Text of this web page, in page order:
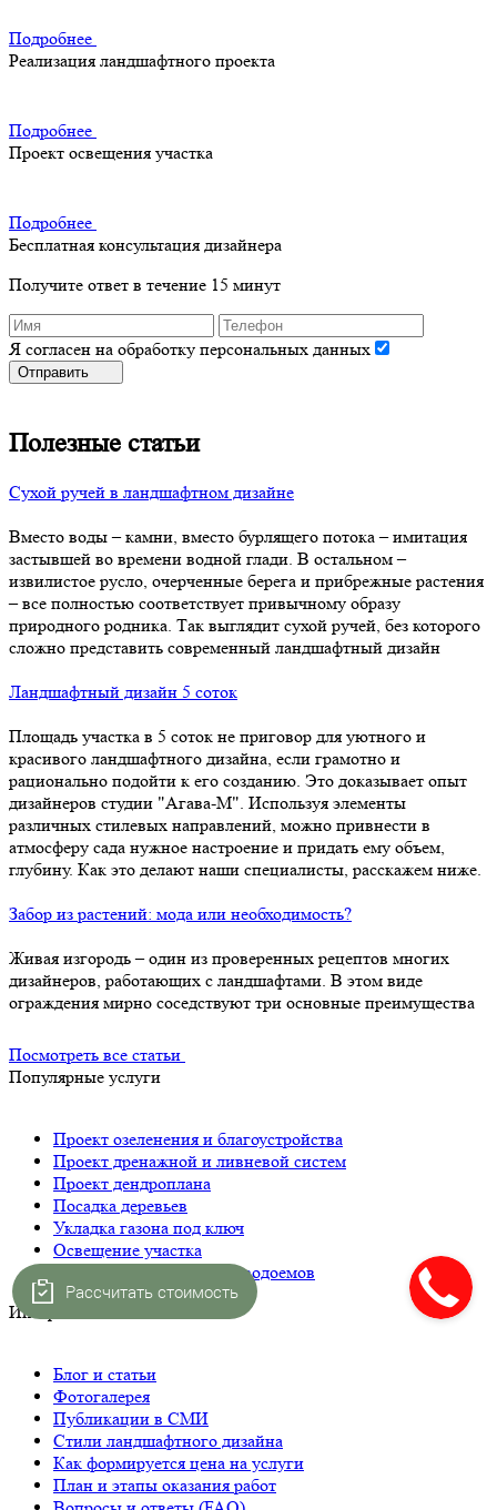
Подробнее
Реализация ландшафтного проекта
Подробнее
Проект освещения участка
Подробнее
Бесплатная консультация дизайнера
Получите ответ в течение 15 минут
Я согласен на обработку персональных данных
Отправить
Полезные статьи
Сухой ручей в ландшафтном дизайне
Вместо воды – камни, вместо бурлящего потока – имитация
застывшей во времени водной глади. В остальном –
извилистое русло, очерченные берега и прибрежные растения
– все полностью соответствует привычному образу
природного родника. Так выглядит сухой ручей, без которого
сложно представить современный ландшафтный дизайн
Ландшафтный дизайн 5 соток
Площадь участка в 5 соток не приговор для уютного и
красивого ландшафтного дизайна, если грамотно и
рационально подойти к его созданию. Это доказывает опыт
дизайнеров студии "Агава-М". Используя элементы
различных стилевых направлений, можно привнести в
атмосферу сада нужное настроение и придать ему объем,
глубину. Как это делают наши специалисты, расскажем ниже.
Забор из растений: мода или необходимость?
Живая изгородь – один из проверенных рецептов многих
дизайнеров, работающих с ландшафтами. В этом виде
ограждения мирно соседствуют три основные преимущества
Посмотреть все статьи
Популярные услуги
Проект озеленения и благоустройства
Проект дренажной и ливневой систем
Проект дендроплана
Посадка деревьев
Укладка газона под ключ
Освещение участка
Строительство прудов и водоемов
Интересное
Блог и статьи
Фотогалерея
Публикации в СМИ
Стили ландшафтного дизайна
Как формируется цена на услуги
План и этапы оказания работ
Рассчитать стоимость